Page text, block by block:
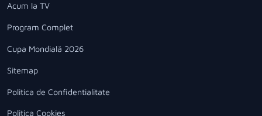
Acum la TV
Program Complet
Cupa Mondială 2026
Sitemap
Politica de Confidentialitate
Politica Cookies